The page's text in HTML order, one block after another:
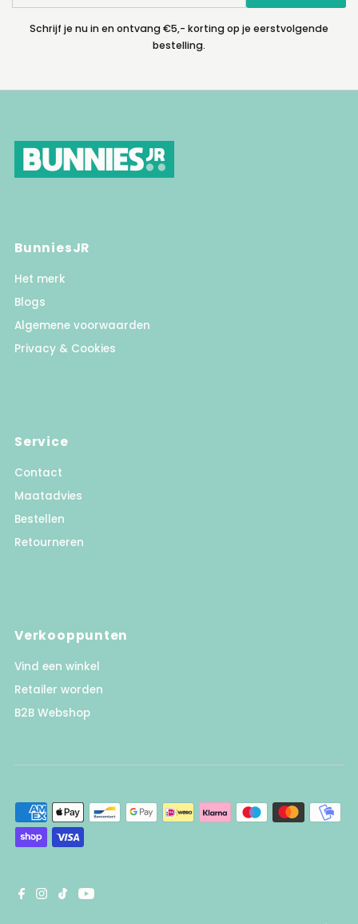
e-
mailadres
Schrijf je nu in en ontvang €5,- korting op je eerstvolgende
bestelling.
BunniesJR
Het merk
Blogs
Algemene voorwaarden
Privacy & Cookies
Service
Contact
Maatadvies
Bestellen
Retourneren
Verkooppunten
Vind een winkel
Retailer worden
B2B Webshop